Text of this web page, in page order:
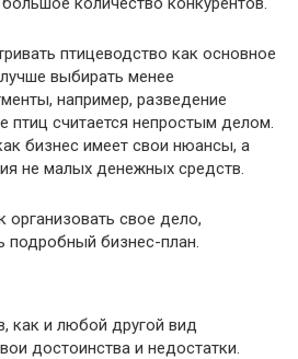
птицеводство как основное
выбирать менее
например, разведение
птиц считается непростым делом.
бизнес имеет свои нюансы, а
не малых денежных средств.
организовать свое дело,
подробный бизнес-план.
как и любой другой вид
достоинства и недостатки.